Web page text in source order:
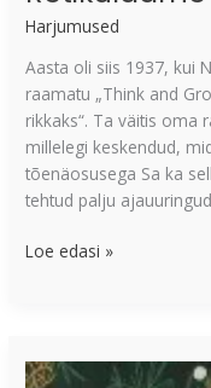
Harjumused
Aasta oli siis 1937, kui
raamatu „Think and
rikkaks“. Ta väitis oma
millelegi keskendud,
tõenäosusega Sa ka
tehtud palju
Loe edasi »
–